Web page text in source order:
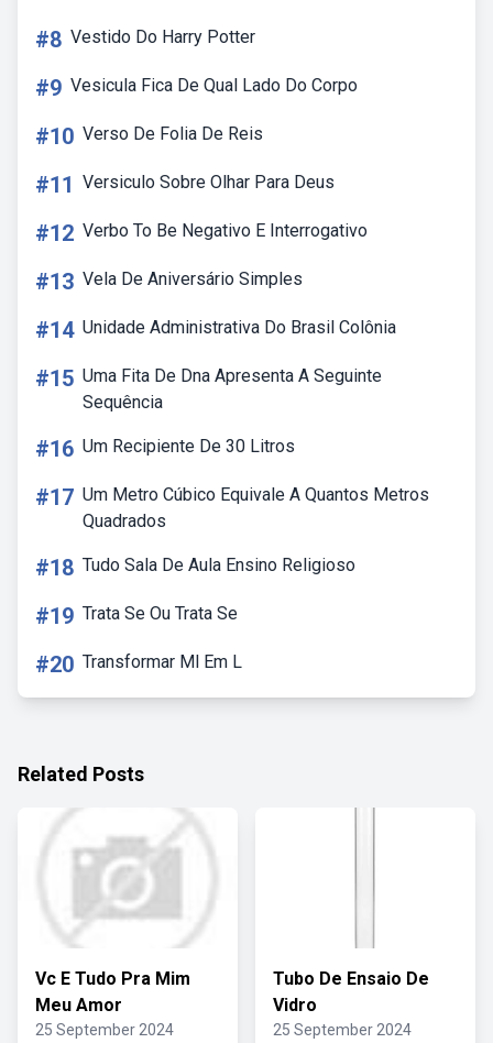
#8 Vestido Do Harry Potter
#9 Vesicula Fica De Qual Lado Do Corpo
#10 Verso De Folia De Reis
#11 Versiculo Sobre Olhar Para Deus
#12 Verbo To Be Negativo E Interrogativo
#13 Vela De Aniversário Simples
#14 Unidade Administrativa Do Brasil Colônia
#15 Uma Fita De Dna Apresenta A Seguinte
Sequência
#16 Um Recipiente De 30 Litros
#17 Um Metro Cúbico Equivale A Quantos Metros
Quadrados
#18 Tudo Sala De Aula Ensino Religioso
#19 Trata Se Ou Trata Se
#20 Transformar Ml Em L
Related Posts
Vc E Tudo Pra Mim
Meu Amor
25 September 2024
Tubo De Ensaio De
Vidro
25 September 2024